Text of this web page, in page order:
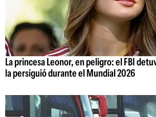
La princesa Leonor, en peligro: el FBI
la persiguió durante el Mundial 2026